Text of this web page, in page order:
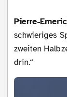
Pierre-
schwieriges
zweiten
drin.“